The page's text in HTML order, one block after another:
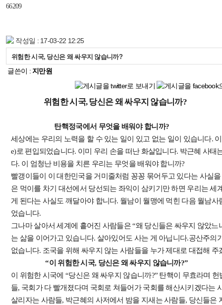
66209
작성일 : 17-03-22 12:25
위험한 시국, 당신은 왜 싸우지 않습니까?
글쓴이 : 지만원
위험한 시국, 당신은 왜 싸우지 않습니까?
탄핵정국에서 무엇을 배워야 합니까?
세상에는 우리의 노력을 할 수 있는 일이 있고 없는 일이 있습니다. 이
e)로 편입되었습니다. 이미 우리 손을 떠난 화살입니다. 박근혜 사태
다. 이 엄청난 비용을 치른 우리는 무엇을 배워야 합니까?
빨갱이들이 이 대한민국을 거미줄처럼 꽁꽁 묶어두고 있다는 사실
은 먹이를 차기 대선에서 당선되는 좌익이 삼키기만 하면 우리는 세
게 된다는 사실도 깨달아야 합니다. 월남이 월맹에 먹힌 다음 월남
었습니다.
그나마 살아서 세계에 흩어진 사람들은 “왜 당신들은 싸우지 않았
는 삶을 이어가고 있습니다. 살아있어도 사는 게 아닙니다.공산주의
없습니다. 조국을 위해 싸우지 않는 사람들을 누가 제대로 대접해 주
“이 위험한 시국, 당신은 왜 싸우지 않습니까?”
이 위험한 시국에 “당신은 왜 싸우지 않습니까?” 탄핵이 무효라며
들, 국회가 다 빨개졌다며 국회로 쳐들어가 국회를 해산시키겠다는
살리자는 사람들, 박근혜의 사저에서 밤을 지새는 사람들, 당신들은